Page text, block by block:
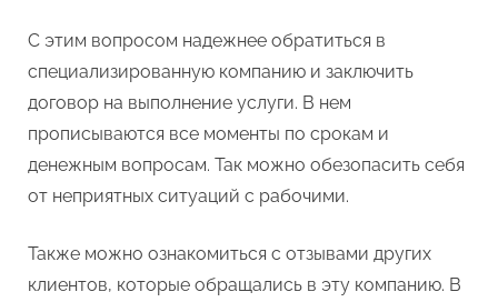
С этим вопросом надежнее обратиться в
специализированную компанию и заключить
договор на выполнение услуги. В нем
прописываются все моменты по срокам и
денежным вопросам. Так можно обезопасить себя
от неприятных ситуаций с рабочими.
Также можно ознакомиться с отзывами других
клиентов, которые обращались в эту компанию. В